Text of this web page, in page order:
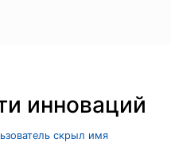
инноваций
скрыл имя